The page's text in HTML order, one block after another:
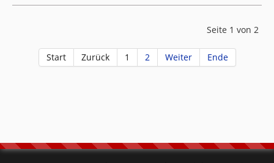
Seite 1 von 2
Start Zurück 1 2 Weiter Ende